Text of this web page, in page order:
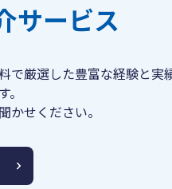
サービス
で厳選した豊富な経験と実
かせください。